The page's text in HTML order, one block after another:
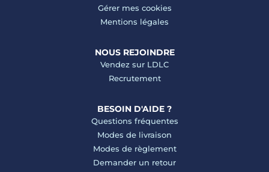
Gérer mes cookies
Mentions légales
NOUS REJOINDRE
Vendez sur LDLC
Recrutement
BESOIN D'AIDE ?
Questions fréquentes
Modes de livraison
Modes de règlement
Demander un retour